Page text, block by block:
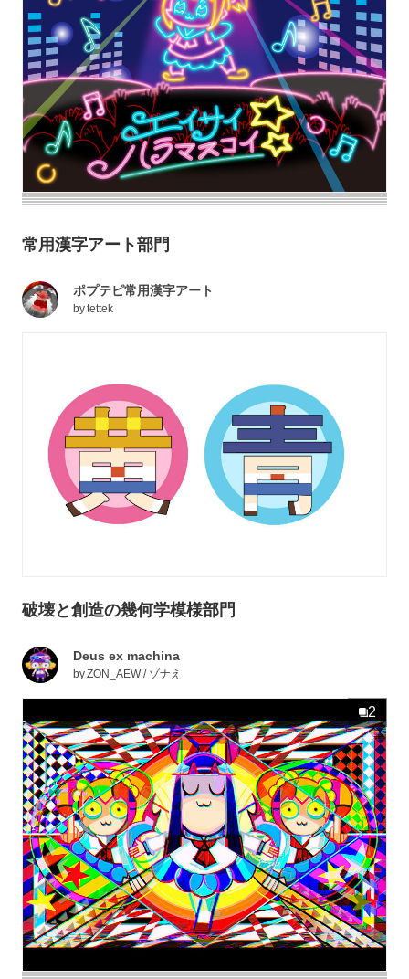
常用漢字アート部門
ポプテピ常用漢字アート
bytettek
破壊と創造の幾何学模様部門
Deus ex machina
byZON_AEW / ゾナえ
2